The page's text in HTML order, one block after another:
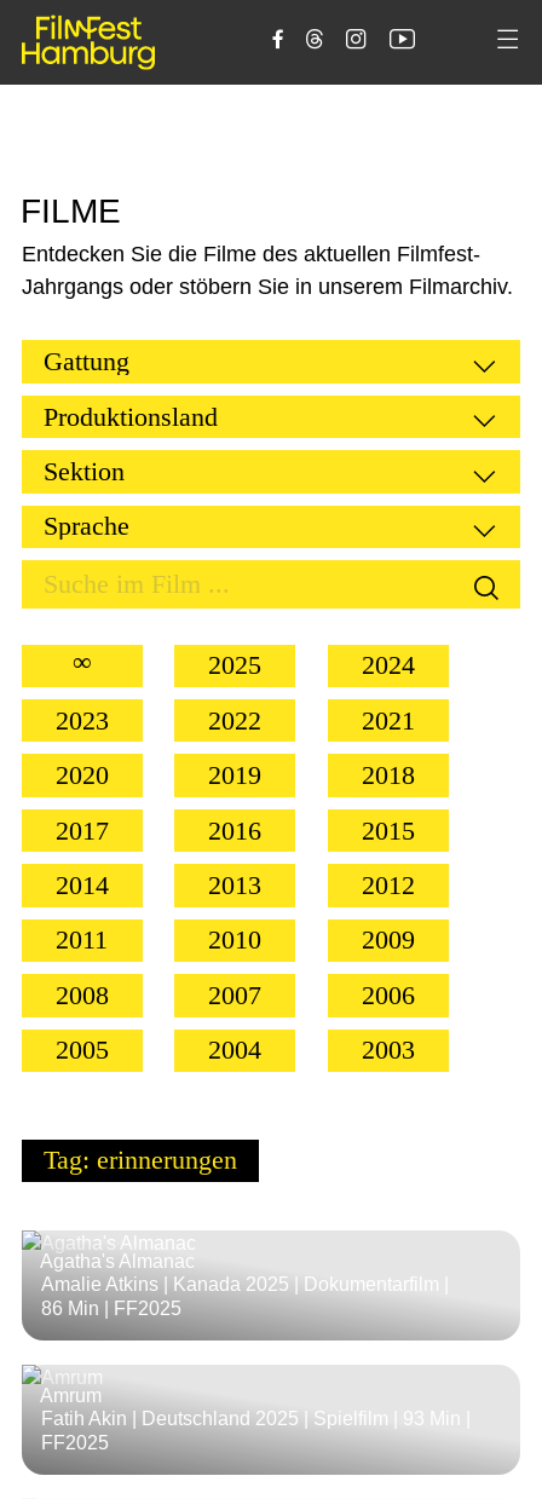
    
FILME
Entdecken Sie die Filme des aktuellen Filmfest-
Jahrgangs oder stöbern Sie in unserem Filmarchiv.
∞ 2025
2024
2023
2022
2021
2020
2019
2018
2017
2016
2015
2014
2013
2012
2011
2010
2009
2008
2007
2006
2005
2004 2003
Tag: erinnerungen
Agatha's Almanac
Amalie Atkins | Kanada 2025 | Dokumentarfilm |
86 Min | FF2025
Amrum
Fatih Akin | Deutschland 2025 | Spielfilm | 93 Min
FF2025